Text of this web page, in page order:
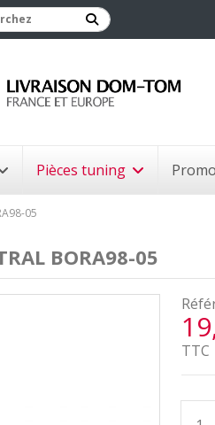
Pièces tuning
05
BORA98-05
TTC